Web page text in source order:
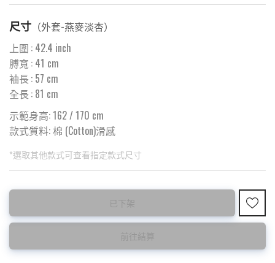
尺寸 （外套-燕麥淡杏）
上圍 : 42.4 inch
膊寬 : 41 cm
袖長 : 57 cm
全長 : 81 cm
示範身高: 162 / 170 cm
款式質料:棉 (Cotton)滑感
*選取其他款式可查看指定款式尺寸
此為預購品
預購10~15天到貨 ⚠️
此為減價貨品
特價品不設退換，購買前請先確認所列出的尺碼是否合適。
已下架
前往結算